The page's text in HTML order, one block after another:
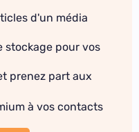
d'un média
stockage pour vos
prenez part aux
à vos contacts